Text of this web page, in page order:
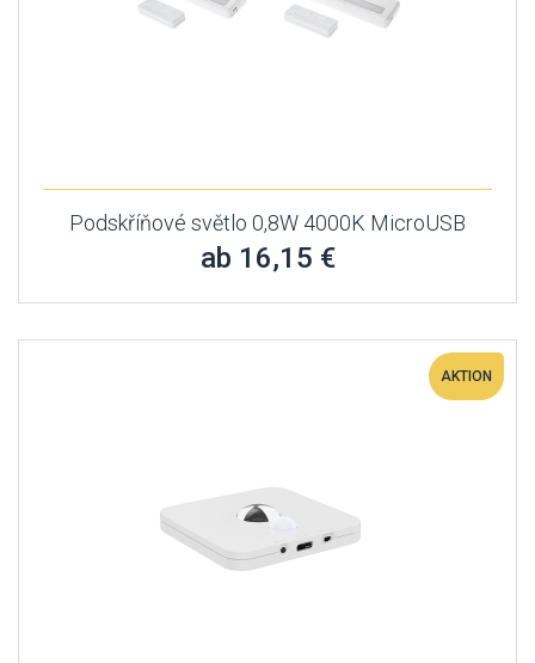
Podskříňové světlo 0,8W 4000K MicroUSB
ab 16,15 €
AKTION